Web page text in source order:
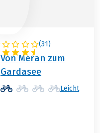
(31)
ITALIEN
Von Meran zum
Gardasee
Leicht